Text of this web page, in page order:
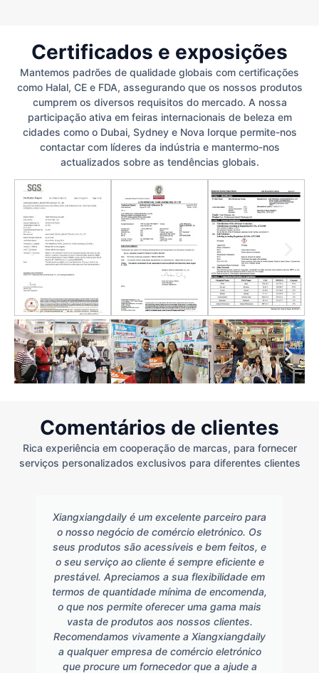
Certificados e exposições
Mantemos padrões de qualidade globais com certificações
como Halal, CE e FDA, assegurando que os nossos produtos
cumprem os diversos requisitos do mercado. A nossa
participação ativa em feiras internacionais de beleza em
cidades como o Dubai, Sydney e Nova Iorque permite-nos
contactar com líderes da indústria e mantermo-nos
actualizados sobre as tendências globais.
Comentários de clientes
Rica experiência em cooperação de marcas, para fornecer
serviços personalizados exclusivos para diferentes clientes
Xiangxiangdaily é um excelente parceiro para
o nosso negócio de comércio eletrónico. Os
seus produtos são acessíveis e bem feitos, e
o seu serviço ao cliente é sempre eficiente e
prestável. Apreciamos a sua flexibilidade em
termos de quantidade mínima de encomenda,
o que nos permite oferecer uma gama mais
vasta de produtos aos nossos clientes.
Recomendamos vivamente a Xiangxiangdaily
a qualquer empresa de comércio eletrónico
que procure um fornecedor que a ajude a